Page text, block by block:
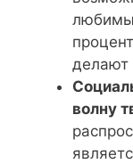
делают
волну